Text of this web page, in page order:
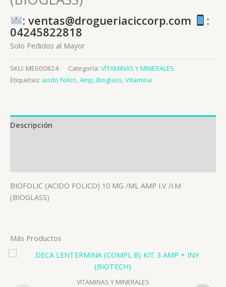
: ventas@drogueriaciccorp.com :
04245822818
Solo Pedidos al Mayor
SKU: ME000824 Categoría: VITAMINAS Y MINERALES
Etiquetas: acido folico,Amp,Bioglass,Vitamina
Descripción
BIOFOLIC (ACIDO FOLICO) 10 MG /ML AMP I.V /I.M
(BIOGLASS)
Más Productos
VITAMINAS Y MINERALES